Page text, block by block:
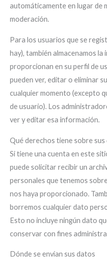
automáticamente en lugar de
moderación.
Para los usuarios que se
hay), también almacenamos
proporcionan en su perfil de
pueden ver, editar o eliminar
cualquier momento (excepto
de usuario). Los
ver y editar esa información.
Qué derechos tiene sobre sus
Si tiene una cuenta en este
puede solicitar recibir un
personales que tenemos
nos haya proporcionado.
borremos cualquier dato
Esto no incluye ningún dato
conservar con fines
Dónde se envían sus datos